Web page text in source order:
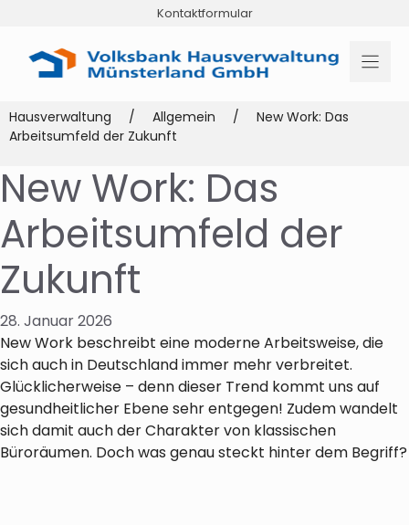
springen
Kontaktformular
Hausverwaltung / Allgemein /
New Work: Das
Arbeitsumfeld der Zukunft
New Work: Das
Arbeitsumfeld der
Zukunft
28. Januar 2026
New Work beschreibt eine moderne Arbeitsweise, die
sich auch in Deutschland immer mehr verbreitet.
Glücklicherweise – denn dieser Trend kommt uns auf
gesundheitlicher Ebene sehr entgegen! Zudem wandelt
sich damit auch der Charakter von klassischen
Büroräumen. Doch was genau steckt hinter dem Begriff?